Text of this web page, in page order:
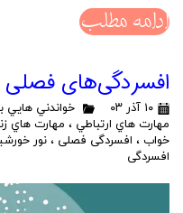
ادامه مطلب
افسردگی‌های فصلی
۱۰ آذر ۰۳ خواندني هايي
مهارت هاي ارتباطي ، مهارت هاي
خواب ، افسردگی فصلی ، نور
افسردگی